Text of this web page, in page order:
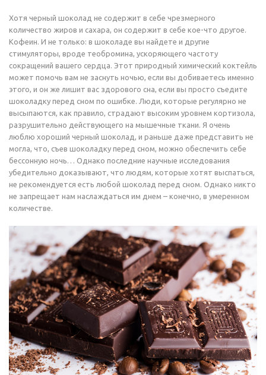
Хотя черный шоколад не содержит в себе чрезмерного
количество жиров и сахара, он содержит в себе кое-что другое.
Кофеин. И не только: в шоколаде вы найдете и другие
стимуляторы, вроде теобромина, ускоряющего частоту
сокращений вашего сердца. Этот природный химический коктейль
может помочь вам не заснуть ночью, если вы добиваетесь именно
этого, и он же лишит вас здорового сна, если вы просто съедите
шоколадку перед сном по ошибке. Люди, которые регулярно не
высыпаются, как правило, страдают высоким уровнем кортизола,
разрушительно действующего на мышечные ткани. Я очень
люблю хороший черный шоколад, и раньше даже представить не
могла, что, съев шоколадку перед сном, можно обеспечить себе
бессонную ночь… Однако последние научные исследования
убедительно доказывают, что людям, которые хотят выспаться,
не рекомендуется есть любой шоколад перед сном. Однако никто
не запрещает нам наслаждаться им днем – конечно, в умеренном
количестве.